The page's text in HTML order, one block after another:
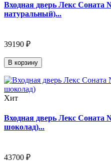
Входная дверь Лекс
натуральный)...
39190 ₽
В корзину
Хит
Входная дверь Лекс Соната
шоколад)...
43700 ₽